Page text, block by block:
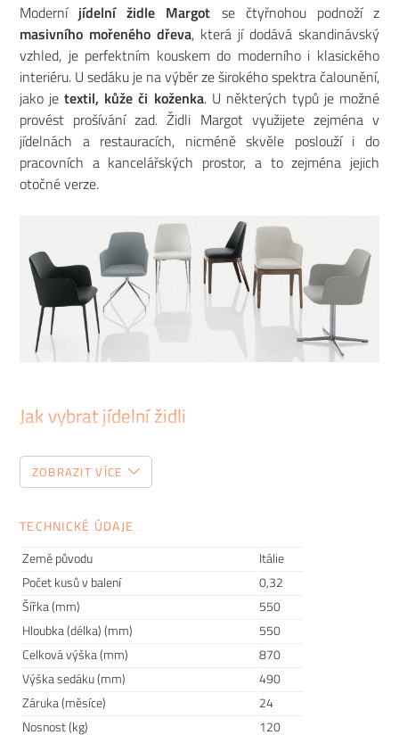
Moderní jídelní židle Margot se čtyřnohou podnoží z
masivního mořeného dřeva, která jí dodává skandinávský
vzhled, je perfektním kouskem do moderního i klasického
interiéru. U sedáku je na výběr ze širokého spektra čalounění,
jako jetextil, kůže či koženka. U některých typů je možné
provést prošívání zad. Židli Margot využijete zejména v
jídelnách a restauracích, nicméně skvěle poslouží i do
pracovních a kancelářských prostor, a to zejména jejich
otočné verze.
Jak vybrat jídelní židli
Tento zdánlivě jednoduchý kousek nábytku patří mezi
položky, do kterých je dobré investovat. Pokud totiž začnete
hned po ránu. Proto vám dnes poradíme, jak vybrat jídelní
ZOBRAZIT VÍCE
TECHNICKÉ ÚDAJE
Země původu
Itálie
Počet kusů v balení
0,32
Šířka (mm)
550
Hloubka (délka) (mm)
550
Celková výška (mm)
870
Výška sedáku (mm)
490
Záruka (měsíce)
24
Nosnost (kg)
120